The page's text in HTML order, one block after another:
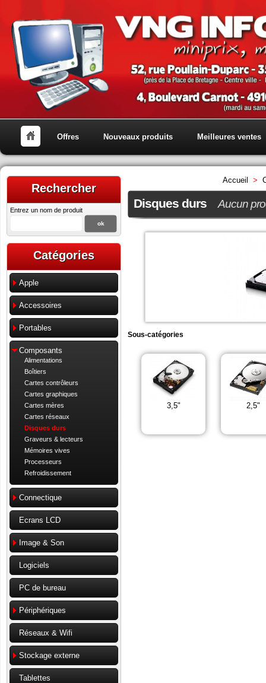
Offres Nouveaux produits Meilleures ventes
Rechercher
Entrez un nom de produit
Catégories
Apple
Accessoires
Portables
Composants
Alimentations
Boîtiers
Cartes contrôleurs
Cartes graphiques
Cartes mères
Cartes réseaux
Disques durs
Graveurs & lecteurs
Mémoires vives
Processeurs
Refroidissement
Connectique
Ecrans LCD
Image & Son
Logiciels
PC de bureau
Périphériques
Réseaux & Wifi
Stockage externe
Tablettes
Accueil >
Disques durs Aucun
Sous-catégories
3,5" 2,5"